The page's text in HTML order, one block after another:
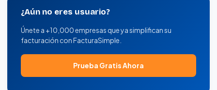
¿Aún no eres usuario?
Únete a +10,000 empresas que ya simplifican su
facturación con FacturaSimple.
Prueba Gratis Ahora